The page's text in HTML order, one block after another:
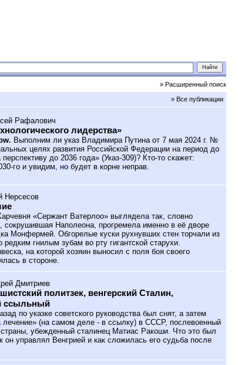
» Расширенный поиск
» Все публикации
Рафалович
лидерства»
Выполним ли указ Владимира Путина от 7 мая 2024 г. №
целях развития Российской Федерации на период до
до 2036 года» (Указ-309)? Кто-то скажет:
го и увидим, но будет в корне неправ.
Нерсесов
«Сержант Ватерлоо» выглядела так, словно
сокрушившая Наполеона, прогремела именно в её дворе
Монфермей. Обгорелые куски рухнувших стен торчали из
редким гнилым зубам во рту гигантской старухи.
на которой хозяин выносил с поля боя своего
в стороне.
Дмитриев
политзек, венгерский Сталин,
ссыльный
по указке советского руководства был снят, а затем
лечение» (на самом деле - в ссылку) в СССР, послевоенный
страны, убежденный сталинец Матиас Ракоши. Что это был
он управлял Венгрией и как сложилась его судьба после